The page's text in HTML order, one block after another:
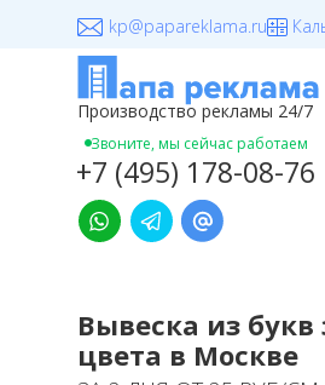
kp@papareklama.ru
Звоните, мы сейчас работаем
Производство рекламы 24/7
+7 (495) 178-08-76
+7 (495) 178-08-76
Вывеска из букв
цвета в Москве